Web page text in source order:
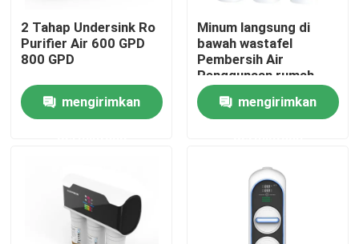
Rumah
Produk
Tur Pabrik
2 Tahap Undersink Ro
Purifier Air 600 GPD
800 GPD
mengirimkan
Minum langsung di
bawah wastafel
Pembersih Air
Penggunaan rumah
Fluks tinggi CE CB
ROHS NSF MARK
KESELAMATAN
mengirimkan